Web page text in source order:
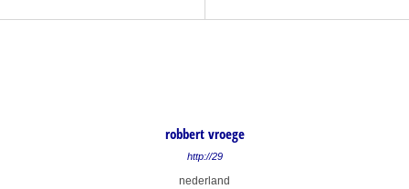
robbert vroege
http://29
nederland